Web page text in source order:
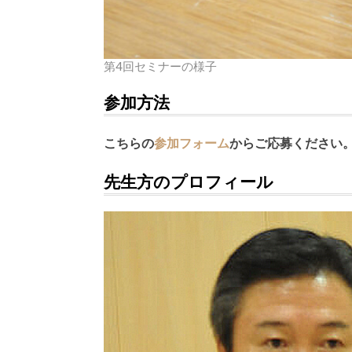
第4回セミナーの様子
参加方法
こちらの参加フォームからご応募ください
先生方のプロフィール